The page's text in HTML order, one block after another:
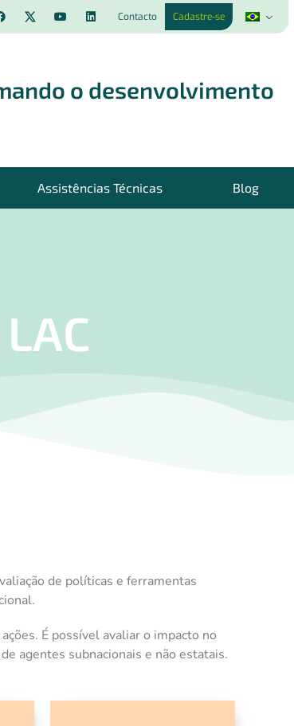
Contacto Cadastre-se
o desenvolvimento
Assistências Técnicas Blog
de políticas e ferramentas
É possível avaliar o impacto no
agentes subnacionais e não estatais.